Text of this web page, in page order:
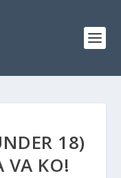
18)
VA KO!